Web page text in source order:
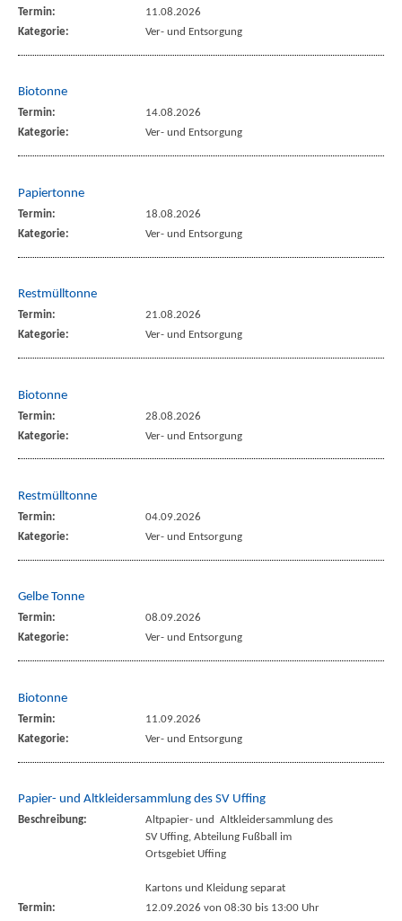
Termin:
11.08.2026
Kategorie:
Ver- und Entsorgung
Biotonne
Termin:
14.08.2026
Kategorie:
Ver- und Entsorgung
Papiertonne
Termin:
18.08.2026
Kategorie:
Ver- und Entsorgung
Restmülltonne
Termin:
21.08.2026
Kategorie:
Ver- und Entsorgung
Biotonne
Termin:
28.08.2026
Kategorie:
Ver- und Entsorgung
Restmülltonne
Termin:
04.09.2026
Kategorie:
Ver- und Entsorgung
Gelbe Tonne
Termin:
08.09.2026
Kategorie:
Ver- und Entsorgung
Biotonne
Termin:
11.09.2026
Kategorie:
Ver- und Entsorgung
Papier- und Altkleidersammlung des SV Uffing
Beschreibung:
Altpapier- und Altkleidersammlung des
SV Uffing, Abteilung Fußball im
Ortsgebiet Uffing
Kartons und Kleidung separat
Termin:
12.09.2026 von 08:30bis 13:00 Uhr